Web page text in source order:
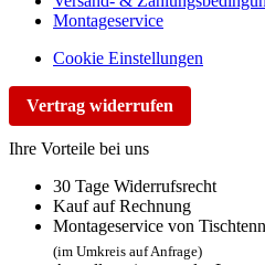
Montageservice
Cookie Einstellungen
Vertrag widerrufen
Ihre Vorteile bei uns
30 Tage Widerrufsrecht
Kauf auf Rechnung
Montageservice von
(im Umkreis auf Anfrage)